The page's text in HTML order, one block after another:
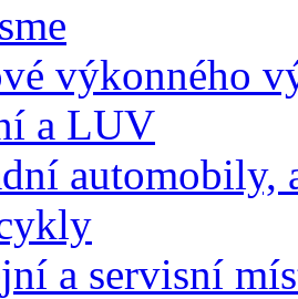
výkonného
a LUV
automobily,
a servisní